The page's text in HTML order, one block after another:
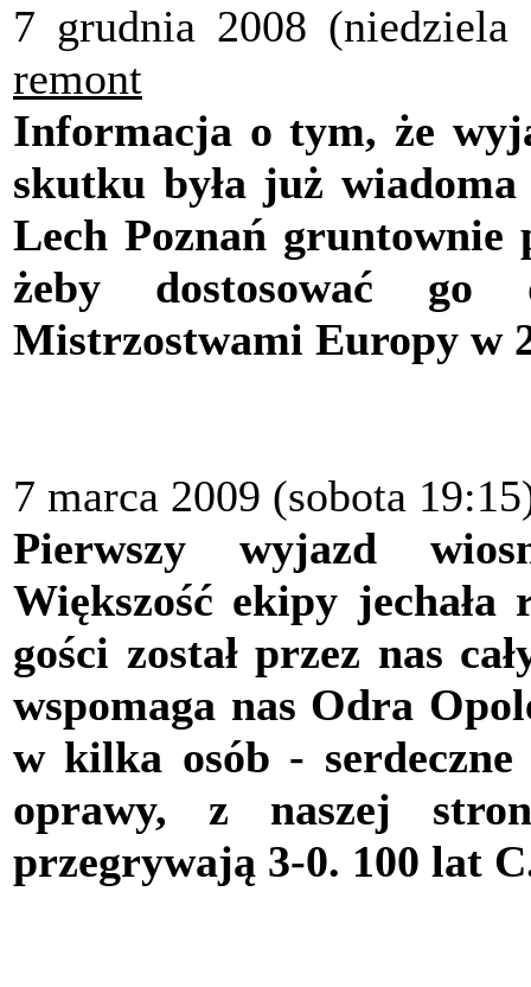
7 grudnia 2008
remont
Informacja o tym, że
skutku była już wiadoma
Lech Poznań gruntownie
żeby dostosować
Mistrzostwami Europy w
7 marca 2009 (sobota
Pierwszy wyjazd
Większość ekipy
gości został przez nas
wspomaga nas Odra
w kilka osób -
oprawy, z naszej
przegrywają 3-0. 100 lat